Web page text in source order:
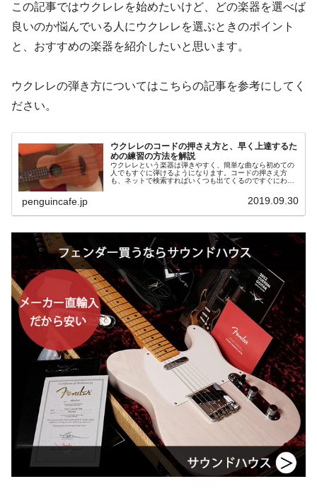
この記事ではウクレレを始めたいけど、どの楽器を選べば
良いのか悩んでいる人にウクレレを選ぶときのポイント
と、おすすめの楽器を紹介したいと思います。
ウクレレの弾き方についてはこちらの記事を参考にしてく
ださい。
ウクレレのコードの押さえ方と、早く上達するた
めの練習の方法を解説
ウクレレという楽器は弾きやすく、簡単な曲なら初めての
人でもすぐに弾けるようになります。コードの押さえ方
も、ネットで検索すればいくつも出てくるのですぐにわか
penguincafe.jp 2019.09.30